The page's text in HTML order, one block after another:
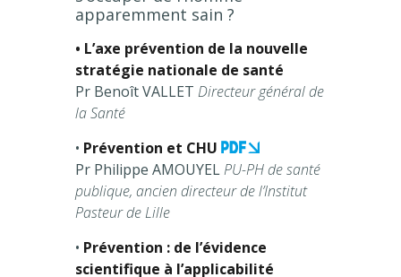
apparemment sain ?
• L’axe prévention de la nouvelle
stratégie nationale de santé
Pr Benoît VALLET Directeur général de
la Santé
• Prévention et CHU
Pr Philippe AMOUYELPU-PH de santé
publique, ancien directeur de l’Institut
Pasteur de Lille
• Prévention : de l’évidence
scientifique à l’applicabilité